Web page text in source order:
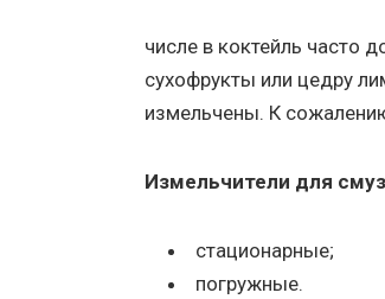
числе в коктейль часто
сухофрукты или цедру
измельчены. К
Измельчители для
стационарные;
погружные.